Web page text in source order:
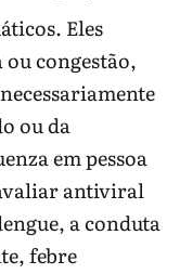
Eles
congestão,
ou da
em pessoa
antiviral
a conduta
febre